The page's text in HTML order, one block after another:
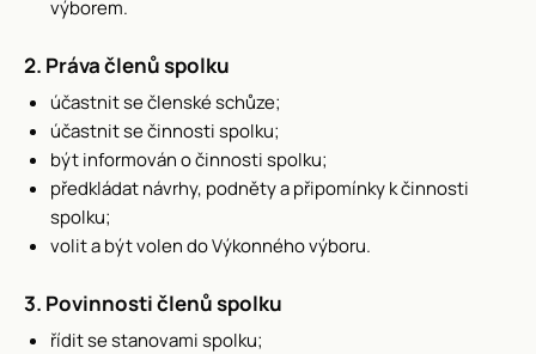
výborem.
2. Práva členů spolku
účastnit se členské schůze;
účastnit se činnosti spolku;
být informován o činnosti spolku;
předkládat návrhy, podněty a připomínky k činnosti
spolku;
volit a být volen do Výkonného výboru.
3. Povinnosti členů spolku
řídit se stanovami spolku;